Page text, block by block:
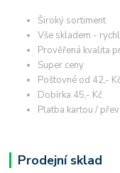
Široký sortiment
Vše skladem -
Prověřená kvalita
Super ceny
Poštovné od 42,-
Dobírka 45,- Kč
Platba kartou /
Prodejní sklad